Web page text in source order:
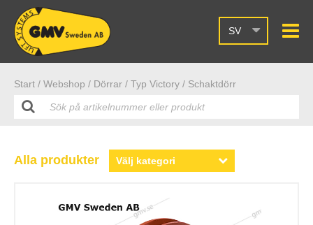
SV
Start / Webshop / Dörrar / Typ Victory / Schaktdörr
Alla produkter